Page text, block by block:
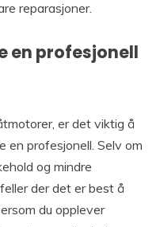
reparasjoner.
en profesjonell
er det viktig å
en profesjonell. Selv om
og mindre
der det er best å
du opplever